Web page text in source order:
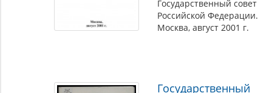
Государственный совет
Российской Федерации.
Москва, август 2001 г.
Государственный